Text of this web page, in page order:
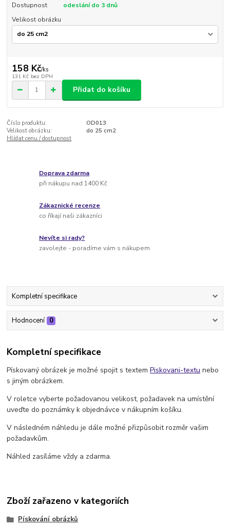
Dostupnost
odeslání do 3 dnů
Velikost obrázku
158 Kč/ks
131 Kč bez DPH
Přidat do košíku
Číslo produktu:
OD013
Velikost obrázku:
do 25 cm2
Hlídat cenu / dostupnost
Doprava zdarma
při nákupu nad 1400 Kč
Zákaznické recenze
co říkají naši zákazníci
Nevíte si rady?
zavolejte - poradíme vám s nákupem
Kompletní specifikace
Hodnocení 0
Kompletní specifikace
Pískovaný obrázek je možné spojit s textemPiskovani-textu nebo
s jiným obrázkem.
V roletce vyberte požadovanou velikost, požadavek na umístění
uveďte do poznámky k objednávce v nákupním košíku.
V následném náhledu je dále možné přizpůsobit rozměr vašim
požadavkům.
Náhled zasíláme vždy a zdarma.
Zboží zařazeno v kategoriích
Pískování obrázků